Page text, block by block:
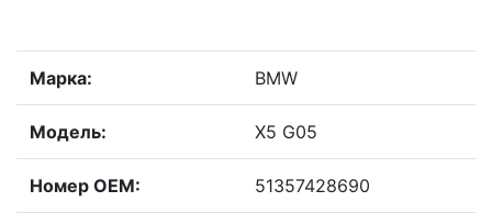
Марка: BMW
Модель: X5 G05
Номер OEM: 51357428690